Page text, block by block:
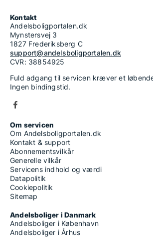
Kontakt
Andelsboligportalen.dk
Mynstersvej 3
1827 Frederiksberg C
support@andelsboligportalen.dk
CVR: 38854925
Fuld adgang til servicen kræver et
Ingen bindingstid.
Om servicen
Om Andelsboligportalen.dk
Kontakt & support
Abonnementsvilkår
Generelle vilkår
Servicens indhold og værdi
Datapolitik
Cookiepolitik
Sitemap
Andelsboliger i Danmark
Andelsboliger i København
Andelsboliger i Århus